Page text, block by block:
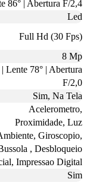
86° | Abertura F/2,4
Led
Full Hd (30 Fps)
8 Mp
Lente 78° | Abertura
F/2,0
Sim, Na Tela
Acelerometro,
Proximidade, Luz
Giroscopio,
, Desbloqueio
Impressao Digital
Sim